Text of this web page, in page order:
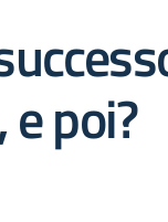
poi?